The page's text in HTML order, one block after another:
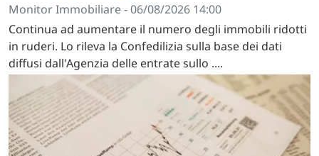
Monitor Immobiliare - 06/08/2026 14:00
Continua ad aumentare il numero degli immobili ridotti
in ruderi. Lo rileva la Confedilizia sulla base dei dati
diffusi dall'Agenzia delle entrate sullo ....